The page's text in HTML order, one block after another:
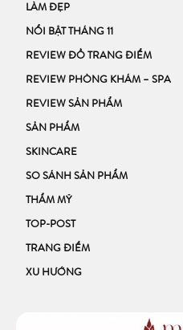
LÀM ĐẸP
NỔI BẬT THÁNG 11
REVIEW ĐỒ TRANG ĐIỂM
REVIEW PHÒNG KHÁM – SPA
REVIEW SẢN PHẨM
SẢN PHẨM
SKINCARE
SO SÁNH SẢN PHẨM
THẨM MỸ
TOP-POST
TRANG ĐIỂM
XU HƯỚNG